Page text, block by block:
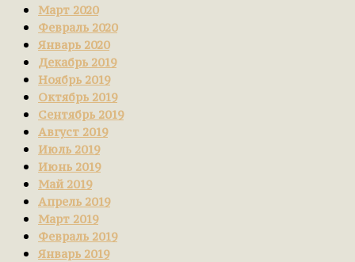
Март 2020
Февраль 2020
Январь 2020
Декабрь 2019
Ноябрь 2019
Октябрь 2019
Сентябрь 2019
Август 2019
Июль 2019
Июнь 2019
Май 2019
Апрель 2019
Март 2019
Февраль 2019
Январь 2019